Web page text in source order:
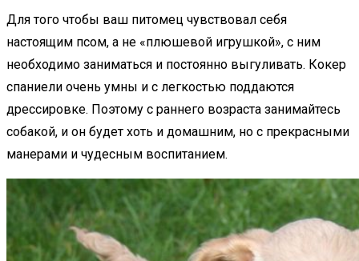
Для того чтобы ваш питомец чувствовал себя
настоящим псом, а не «плюшевой игрушкой», с ним
необходимо заниматься и постоянно выгуливать. Кокер
спаниели очень умны и с легкостью поддаются
дрессировке. Поэтому с раннего возраста занимайтесь
собакой, и он будет хоть и домашним, но с прекрасными
манерами и чудесным воспитанием.